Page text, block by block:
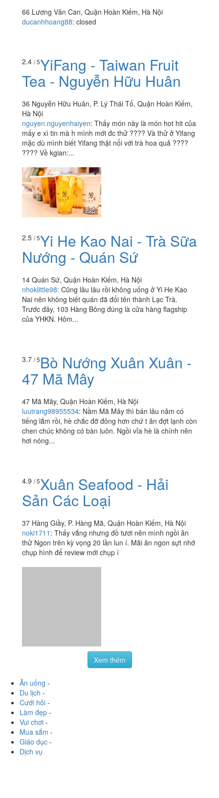
66 Lương Văn Can, Quận Hoàn Kiếm, Hà Nội
ducanhhoang88: closed
2.4 / 5YiFang - Taiwan Fruit
Tea - Nguyễn Hữu Huân
36 Nguyễn Hữu Huân, P. Lý Thái Tổ, Quận Hoàn Kiếm,
Hà Nội
nguyen.nguyenhaiyen: Thấy món này là món hot hit của
mấy e xì tin mà h mình mới đc thử ???? Và thử ở Yifang
mặc dù mình biết Yifang thật nổi với trà hoa quả ????
???? Về kgian:...
2.5 / 5Yi He Kao Nai - Trà Sữa
Nướng - Quán Sứ
14 Quán Sứ, Quận Hoàn Kiếm, Hà Nội
nhoklittle98: Cũng lâu lâu rồi không uống ở Yi He Kao
Nai nên không biết quán đã đổi tên thành Lạc Trà.
Trước đây, 103 Hàng Bông đúng là cửa hàng flagship
của YHKN. Hôm...
3.7 / 5Bò Nướng Xuân Xuân -
47 Mã Mây
47 Mã Mây, Quận Hoàn Kiếm, Hà Nội
luutrang98955534: Nầm Mã Mây thì bán lâu năm có
tiếng lắm rồi, hè chắc đỡ đông hơn chứ t ăn đợt lạnh còn
chen chúc không có bàn luôn. Ngồi vỉa hè là chính nên
hơi nóng...
4.9 / 5Xuân Seafood - Hải
Sản Các Loại
37 Hàng Giầy, P. Hàng Mã, Quận Hoàn Kiếm, Hà Nội
noki1711 : Thấy vắng nhưng đồ tươi nên mình ngồi ăn
thử Ngon trên kỳ vọng 20 lần lun í. Mãi ăn ngon sựt nhớ
chụp hình để review mới chụp í
Xem thêm
Ăn uống -
Du lịch -
Cưới hỏi -
Làm đẹp -
Vui chơi -
Mua sắm -
Giáo dục -
Dịch vụ